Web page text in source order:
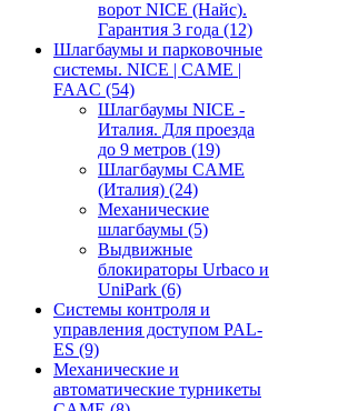
ворот NICE (Найс).
Гарантия 3 года (12)
Шлагбаумы и парковочные
системы. NICE | CAME |
FAAC (54)
Шлагбаумы NICE -
Италия. Для проезда
до 9 метров (19)
Шлагбаумы CAME
(Италия) (24)
Механические
шлагбаумы (5)
Выдвижные
блокираторы Urbaco и
UniPark (6)
Системы контроля и
управления доступом PAL-
ES (9)
Механические и
автоматические турникеты